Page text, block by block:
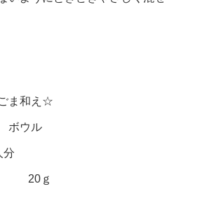
ま和え☆
ボウル
分
20ｇ